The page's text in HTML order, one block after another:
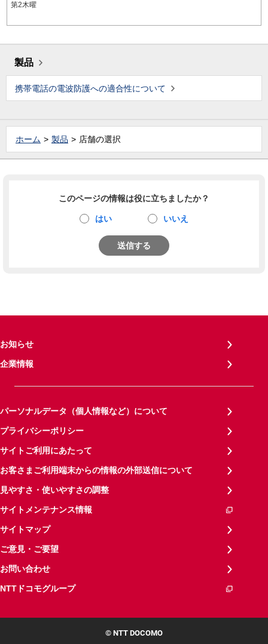
第2木曜
製品
携帯電話の電波防護への適合性について
ホーム 製品 店舗の選択
このページの情報は役に立ちましたか？
はい いいえ
送信する
お知らせ
企業情報
パーソナルデータ（個人情報など）について
プライバシーポリシー
サイトご利用にあたって
お客さまご利用端末からの情報の外部送信について
見やすさ・使いやすさの調整
サイトメンテナンス情報
サイトマップ
ご意見・ご要望
お問い合わせ
NTTドコモグループ
© NTT DOCOMO